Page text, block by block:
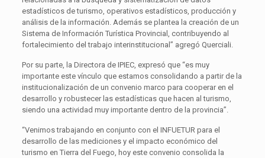
estadísticos de turismo, operativos estadísticos, producción y
análisis de la información. Además se plantea la creación de un
Sistema de Información Turística Provincial, contribuyendo al
fortalecimiento del trabajo interinstitucional” agregó Querciali.
Por su parte, la Directora de IPIEC, expresó que “es muy
importante este vínculo que estamos consolidando a partir de la
institucionalización de un convenio marco para cooperar en el
desarrollo y robustecer las estadísticas que hacen al turismo,
siendo una actividad muy importante dentro de la provincia”.
“Venimos trabajando en conjunto con el INFUETUR para el
desarrollo de las mediciones y el impacto económico del
turismo en Tierra del Fuego, hoy este convenio consolida la